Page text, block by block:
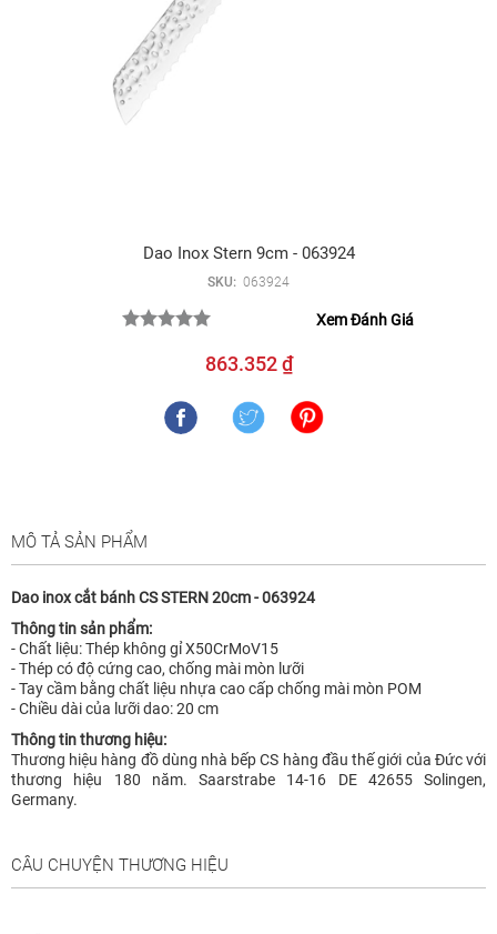
Dao Inox Stern 9cm - 063924
SKU: 063924
Xem Đánh Giá
863.352 ₫
MÔ TẢ SẢN PHẨM
Dao inox cắt bánh CS STERN 20cm - 063924
Thông tin sản phẩm:
- Chất liệu: Thép không gỉ X50CrMoV15
- Thép có độ cứng cao, chống mài mòn lưỡi
- Tay cầm bằng chất liệu nhựa cao cấp chống mài mòn POM
- Chiều dài của lưỡi dao: 20 cm
Thông tin thương hiệu:
Thương hiệu hàng đồ dùng nhà bếp CS hàng đầu thế giới của Đức với
thương hiệu 180 năm. Saarstrabe 14-16 DE 42655 Solingen,
Germany.
CÂU CHUYỆN THƯƠNG HIỆU